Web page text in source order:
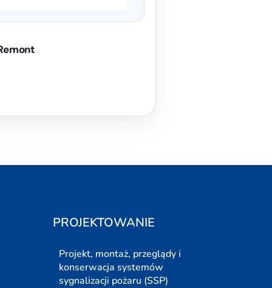
PROJEKTOWANIE
Projekt, montaż, przeglądy i
konserwacja systemów
sygnalizacji pożaru (SSP)